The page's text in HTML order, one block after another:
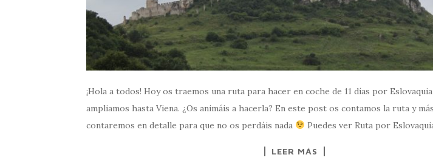
¡Hola a todos! Hoy os traemos una ruta para hacer en coche de 11 días por
ampliamos hasta Viena. ¿Os animáis a hacerla? En este post os contamos la ruta y
contaremos en detalle para que no os perdáis nada
Puedes ver Ruta por
LEER MÁS